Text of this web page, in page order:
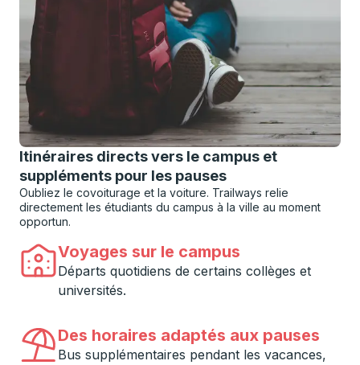
Itinéraires directs vers le campus et
suppléments pour les pauses
Oubliez le covoiturage et la voiture. Trailways relie
directement les étudiants du campus à la ville au moment
opportun.
Voyages sur le campus
Départs quotidiens de certains collèges et
universités.
Des horaires adaptés aux pauses
Bus supplémentaires pendant les vacances,